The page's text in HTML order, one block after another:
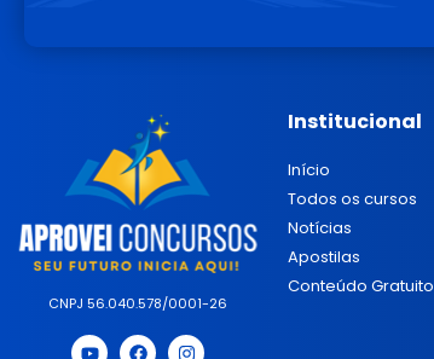
CNPJ 56.040.578/0001-26
Institucional
Início
Todos os cursos
Notícias
Apostilas
Conteúdo Gratuito